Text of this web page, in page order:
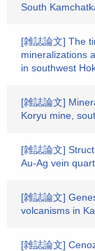
South
[雑誌論文] The
mineralizations
in southwest
[雑誌論文]
Koryu mine,
[雑誌論文]
Au-Ag vein
[雑誌論文]
volcanisms in
[雑誌論文]